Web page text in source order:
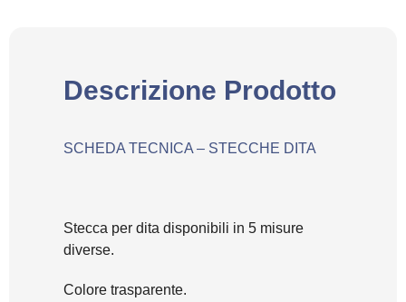
Descrizione Prodotto
SCHEDA TECNICA – STECCHE DITA
Stecca per dita disponibili in 5 misure
diverse.
Colore trasparente.